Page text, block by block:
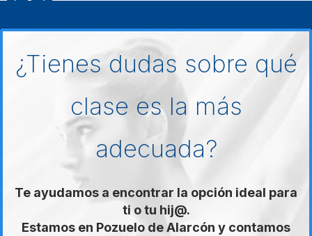
¿Tienes dudas sobre qué
clase es la más
adecuada?
Te ayudamos a encontrar la opción ideal para
ti o tu hij@.
Estamos en Pozuelo de Alarcón y contamos